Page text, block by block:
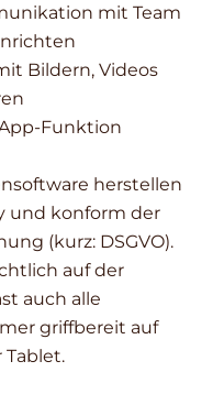
mit Team
Bildern, Videos
Funktion
herstellen
und konform der
(kurz: DSGVO).
auf der
auch alle
griffbereit auf